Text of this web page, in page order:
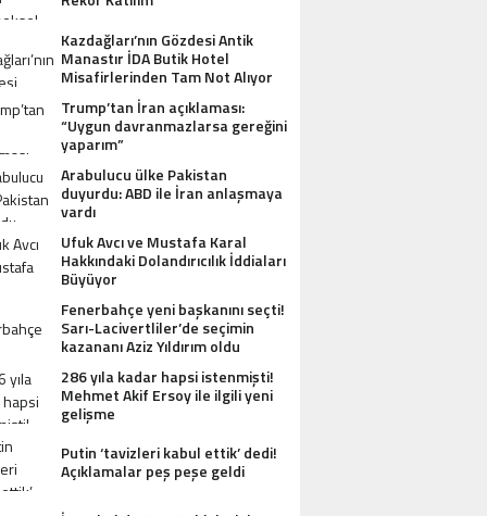
GÖZDESI ANTIK
Kazdağları’nın Gözdesi Antik
Manastır İDA Butik Hotel
Misafirlerinden Tam Not Alıyor
Trump’tan İran açıklaması:
“Uygun davranmazlarsa gereğini
yaparım”
Arabulucu ülke Pakistan
duyurdu: ABD ile İran anlaşmaya
vardı
Ufuk Avcı ve Mustafa Karal
Hakkındaki Dolandırıcılık İddiaları
Büyüyor
Fenerbahçe yeni başkanını seçti!
Sarı-Lacivertliler’de seçimin
kazananı Aziz Yıldırım oldu
286 yıla kadar hapsi istenmişti!
Mehmet Akif Ersoy ile ilgili yeni
gelişme
Putin ‘tavizleri kabul ettik’ dedi!
Açıklamalar peş peşe geldi